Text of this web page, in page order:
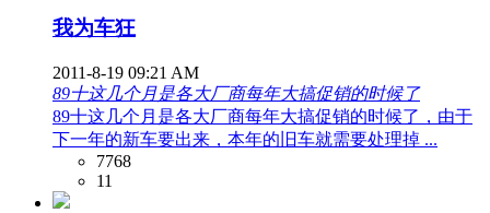
我为车狂
2011-8-19 09:21 AM
89十这几个月是各大厂商每年大搞促销的时候了
89十这几个月是各大厂商每年大搞促销的时候了，由于
下一年的新车要出来，本年的旧车就需要处理掉 ...
7768
11